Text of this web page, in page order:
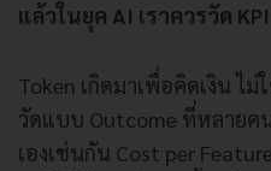
แล้วในยุค AI เราควรวัด
Token เกิดมาเพื่อคิดเงิน ไ
วัดแบบ Outcome ที่หลายค
เองเช่นกัน Cost per